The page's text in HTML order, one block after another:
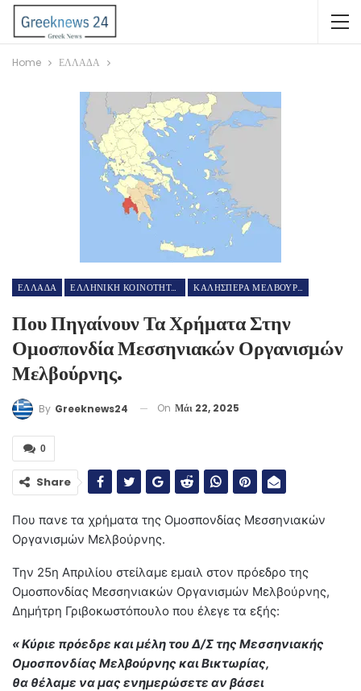
Home ΕΛΛΑΔΑ
ΕΛΛΑΔΑ ΕΛΛΗΝΙΚΗ ΚΟΙΝΟΤΗΤΑ ΜΕΛΒΟΥΡΝΗΣ ΚΑΛΗΣΠΕΡΑ ΜΕΛΒΟΥΡΝΗ GREEK TV
Που Πηγαίνουν Τα Χρήματα Στην
Ομοσπονδία Μεσσηνιακών Οργανισμών
Μελβούρνης.
By Greeknews24 On Μάι 22, 2025
0
Share
Που πανε τα χρήματα της Ομοσπονδίας Μεσσηνιακών
Οργανισμών Μελβούρνης.
Την 25η Απριλίου στείλαμε εμαιλ στον πρόεδρο της
Ομοσπονδίας Μεσσηνιακών Οργανισμών Μελβούρνης,
Δημήτρη Γριβοκωστόπουλο που έλεγε τα εξής:
« Κύριε πρόεδρε και μέλη του Δ/Σ της Μεσσηνιακής
Ομοσπονδίας Μελβούρνης και Βικτωρίας,
θα θέλαμε να μας ενημερώσετε αν βάσει